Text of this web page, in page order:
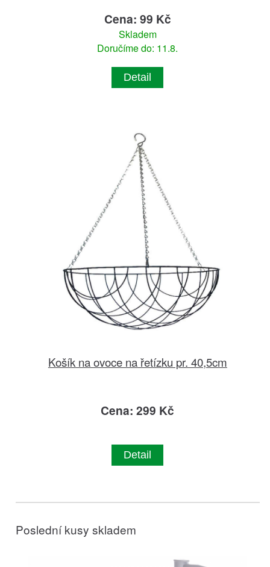
Cena: 99 Kč
Skladem
Doručíme do: 11.8.
Detail
Košík na ovoce na řetízku pr. 40,5cm
Cena: 299 Kč
Detail
Poslední kusy skladem